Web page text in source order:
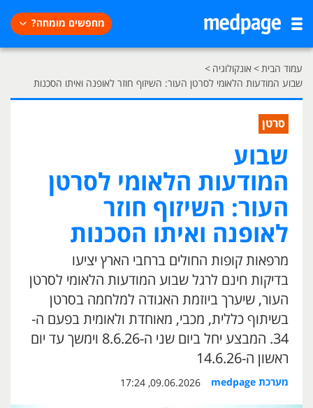
מחפשים מומחה?
עמוד הבית> אונקולוגיה >
שבוע המודעות הלאומי לסרטן העור: השיזוף חוזר לאופנה ואיתו הסכנות
סרטן
שבוע
המודעות הלאומי לסרטן
העור: השיזוף חוזר
לאופנה ואיתו הסכנות
מרפאות קופות החולים ברחבי הארץ יציעו
בדיקות חינם לרגל שבוע המודעות הלאומי לסרטן
העור, שיערך ביוזמת האגודה למלחמה בסרטן
בשיתוף כללית, מכבי, מאוחדת ולאומית בפעם ה-
34. המבצע יחל ביום שני ה-8.6.26 וימשך עד יום
ראשון ה-14.6.26
מערכת medpage 09.06.2026, 17:24